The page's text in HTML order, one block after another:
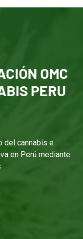
del cannabis e
en Perú mediante